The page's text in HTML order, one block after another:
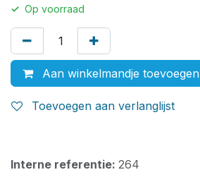
✓ Op voorraad
Aan winkelmandje toevoegen
Toevoegen aan verlanglijst
Interne referentie: 264